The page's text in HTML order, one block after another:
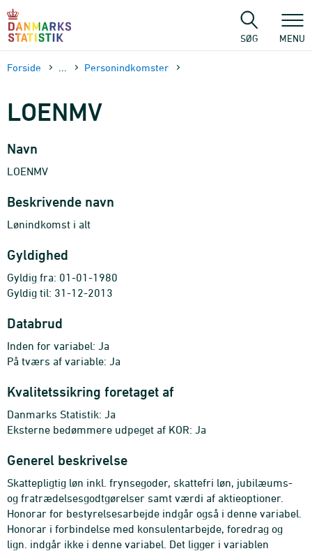
sidens
SØG MENU
Forside Personindkomster
LOENMV
Navn
LOENMV
Beskrivende navn
Lønindkomst i alt
Gyldighed
Gyldig fra: 01-01-1980
Gyldig til: 31-12-2013
Databrud
Inden for variabel: Ja
På tværs af variable: Ja
Kvalitetssikring foretaget af
Danmarks Statistik: Ja
Eksterne bedømmere udpeget af KOR: Ja
Generel beskrivelse
Skattepligtig løn inkl. frynsegoder, skattefri løn, jubilæums-
og fratrædelsesgodtgørelser samt værdi af aktieoptioner.
Honorar for bestyrelsesarbejde indgår også i denne variabel.
Honorar i forbindelse med konsulentarbejde, foredrag og
lign. indgår ikke i denne variabel. Det ligger i variablen